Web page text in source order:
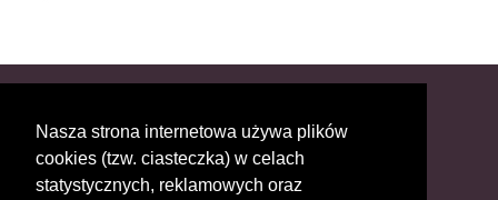
Nasza strona internetowa używa plików
cookies (tzw. ciasteczka) w celach
statystycznych, reklamowych oraz
Krępa Kościelna 45, 27-300 Lipsko